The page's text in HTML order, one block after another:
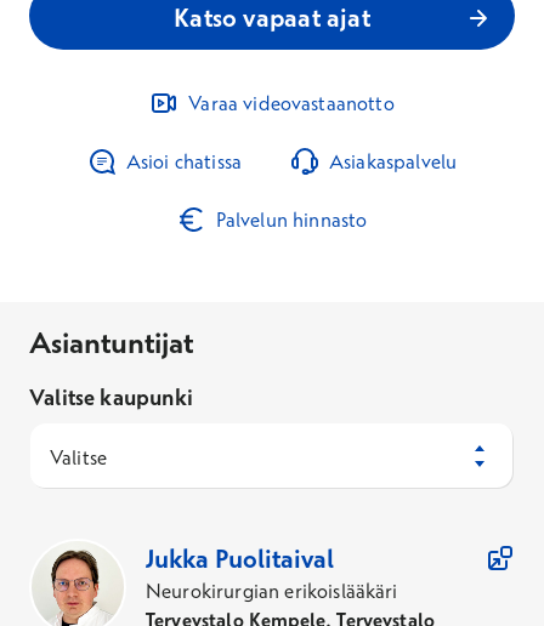
Katso vapaat ajat
Varaa videovastaanotto
Asioi chatissa Asiakaspalvelu
Palvelun hinnasto
Asiantuntijat
Valitse kaupunki
Valitse
Jukka Puolitaival
Neurokirurgian erikoislääkäri
Terveystalo Kempele, Terveystalo